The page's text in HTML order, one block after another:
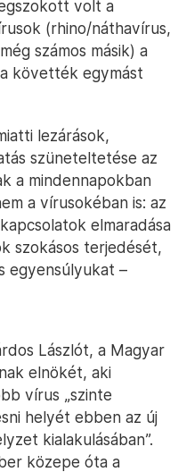
volt a
(rhino/náthavírus,
számos másik) a
követték egymást
lezárások,
szüneteltetése az
a mindennapokban
a vírusokéban is: az
elmaradása
szokásos terjedését,
egyensúlyukat –
Lászlót, a Magyar
elnökét, aki
vírus „szinte
helyét ebben az új
kialakulásában”.
közepe óta a